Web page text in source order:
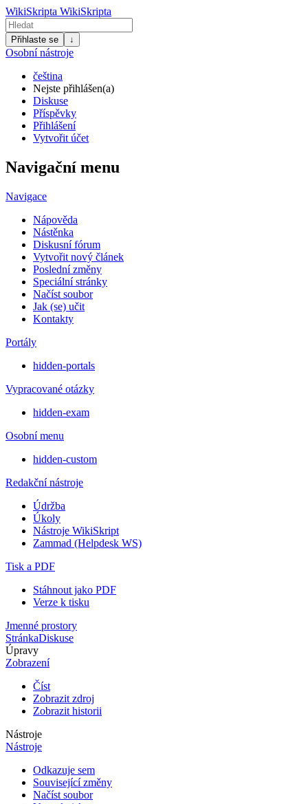
WikiSkripta WikiSkripta
Přihlaste se ↓
Osobní nástroje
čeština
Nejste přihlášen(a)
Diskuse
Příspěvky
Přihlášení
Vytvořit účet
Navigační menu
Navigace
Nápověda
Nástěnka
Diskusní fórum
Vytvořit nový článek
Poslední změny
Speciální stránky
Načíst soubor
Jak (se) učit
Kontakty
Portály
hidden-portals
Vypracované otázky
hidden-exam
Osobní menu
hidden-custom
Redakční nástroje
Údržba
Úkoly
Nástroje WikiSkript
Zammad (Helpdesk WS)
Tisk a PDF
Stáhnout jako PDF
Verze k tisku
Jmenné prostory
StránkaDiskuse
Úpravy
Zobrazení
Číst
Zobrazit zdroj
Zobrazit historii
Nástroje
Nástroje
Odkazuje sem
Související změny
Načíst soubor